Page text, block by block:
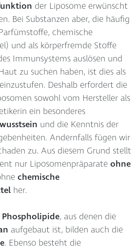
der Liposome erwünscht
Bei Substanzen aber, die häufig
chemische
und als körperfremde Stoffe
Immunsystems auslösen und
zu suchen haben, ist dies als
Deshalb erfordert die
sowohl vom Hersteller als
ein besonderes
und die Kenntnis der
Andernfalls fügen wir
zu. Aus diesem Grund stellt
nur Liposomenpräparate ohne
chemische
her.
, aus denen die
aufgebaut ist, bilden auch die
. Ebenso besteht die